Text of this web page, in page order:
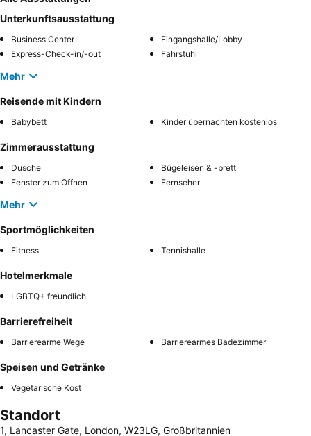
Unterkunftsausstattung
Business Center
Eingangshalle/Lobby
Express-Check-in/-out
Fahrstuhl
Mehr
Reisende mit Kindern
Babybett Kinder übernachten kostenlos
Zimmerausstattung
Dusche
Bügeleisen & -brett
Fenster zum Öffnen
Fernseher
Mehr
Sportmöglichkeiten
Fitness Tennishalle
Hotelmerkmale
LGBTQ+ freundlich
Barrierefreiheit
Barrierearme Wege Barrierearmes Badezimmer
Speisen und Getränke
Vegetarische Kost
Standort
1, Lancaster Gate, London, W23LG, Großbritannien